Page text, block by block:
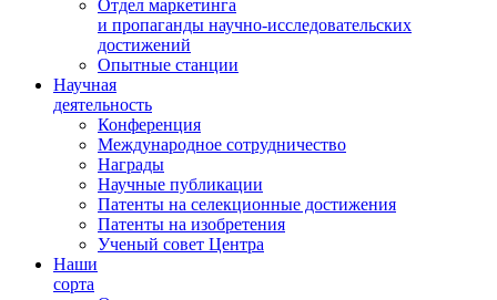
Отдел маркетинга
и пропаганды научно-исследовательских
достижений
Опытные станции
Научная
деятельность
Конференция
Международное сотрудничество
Награды
Научные публикации
Патенты на селекционные достижения
Патенты на изобретения
Ученый совет Центра
Наши
сорта